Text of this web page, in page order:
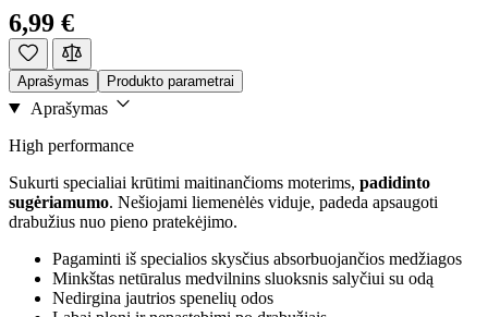
6,99 €
Aprašymas Produkto parametrai
Aprašymas
High performance
Sukurti specialiai krūtimi maitinančioms moterims, padidinto
sugėriamumo. Nešiojami liemenėlės viduje, padeda apsaugoti
drabužius nuo pieno pratekėjimo.
Pagaminti iš specialios skysčius absorbuojančios medžiagos
Minkštas netūralus medvilnins sluoksnis salyčiui su odą
Nedirgina jautrios spenelių odos